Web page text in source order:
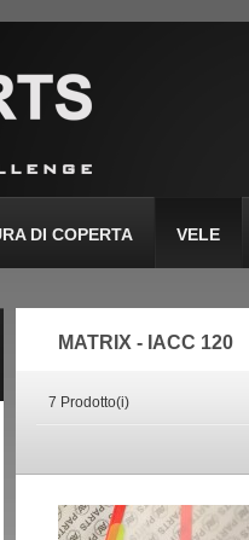
DI COPERTA VELE
MATRIX - IACC 120
7 Prodotto(i)